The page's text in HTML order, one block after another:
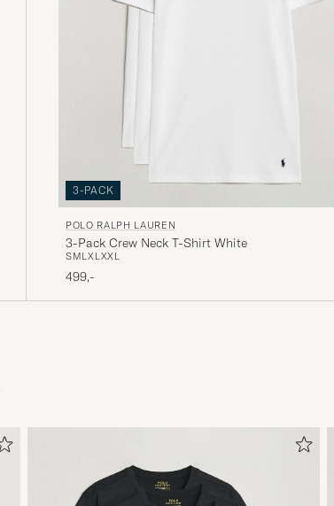
3-PACK
POLO RALPH LAUREN
3-Pack Crew Neck T-Shirt White
SMLXL XXL
499,-